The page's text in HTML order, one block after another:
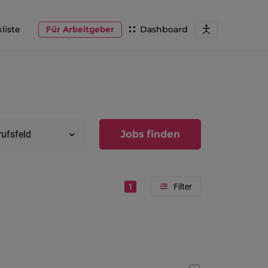
Dashboard
Für Arbeitgeber
Jobs finden
1